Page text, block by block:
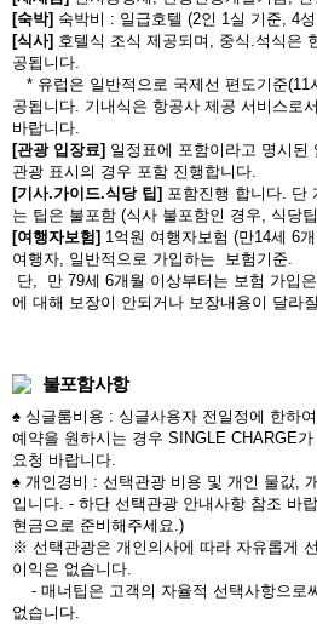
[숙박] 숙박비 : 일급호텔 (2인 1실 기준, 4
[식사] 호텔식 조식 제공되며, 중식.석식은
공됩니다.
* 유럽은 일반적으로 국제선 편도기준(11
공됩니다. 기내식은 항공사 제공 서비스로
바랍니다.
[관광 입장료] 일정표에 포함이라고 명시된
관광 표시의 경우 포함 진행합니다.
[기사.가이드.식당 팁] 포함진행 합니다. 단
는 팁은 불포함 (식사 불포함인 경우, 식당
[여행자보험] 1억원 여행자보험 (만14세 6
여행자, 일반적으로 가입하는 보험기준.
단, 만 79세 6개월 이상부터는 보험 가입
에 대해 보장이 안되거나 보장내용이
불포함사항
♠ 싱글룸비용 : 싱글사용자 전일정에 한하
예약을 원하시는 경우 SINGLE CHARGE
요청 바랍니다.
♠ 개인경비 : 선택관광 비용 및 개인 물값,
입니다. - 하단 선택관광 안내사항 참조 바
현금으로 준비해주세요.)
※ 선택관광은 개인의사에 따라 자유롭게
이익은 없습니다.
- 매너팁은 고객의 자율적 선택사항으로
없습니다.